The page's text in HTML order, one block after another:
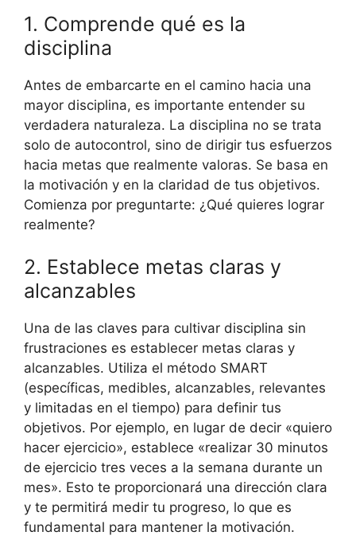
1. Comprende qué es la
disciplina
Antes de embarcarte en el camino hacia una
mayor disciplina, es importante entender su
verdadera naturaleza. La disciplina no se trata
solo de autocontrol, sino de dirigir tus esfuerzos
hacia metas que realmente valoras. Se basa en
la motivación y en la claridad de tus objetivos.
Comienza por preguntarte: ¿Qué quieres lograr
realmente?
2. Establece metas claras y
alcanzables
Una de las claves para cultivar disciplina sin
frustraciones es establecer metas claras y
alcanzables. Utiliza el método SMART
(específicas, medibles, alcanzables, relevantes
y limitadas en el tiempo) para definir tus
objetivos. Por ejemplo, en lugar de decir «quiero
hacer ejercicio», establece «realizar 30 minutos
de ejercicio tres veces a la semana durante un
mes». Esto te proporcionará una dirección clara
y te permitirá medir tu progreso, lo que es
fundamental para mantener la motivación.